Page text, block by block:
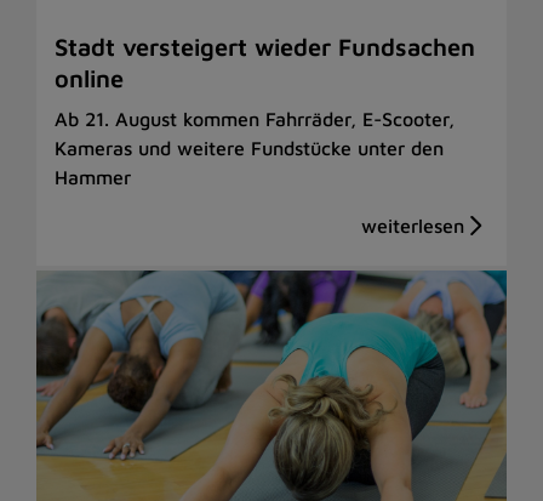
Stadt versteigert wieder Fundsachen
online
Ab 21. August kommen Fahrräder, E-Scooter,
Kameras und weitere Fundstücke unter den
Hammer